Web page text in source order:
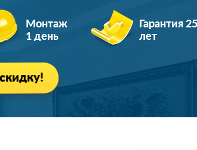
Монтаж
1 день
Гарантия 25
лет